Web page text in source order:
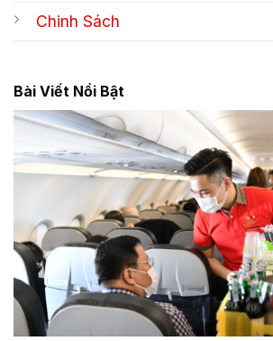
Chinh Sách
Bài Viết Nổi Bật